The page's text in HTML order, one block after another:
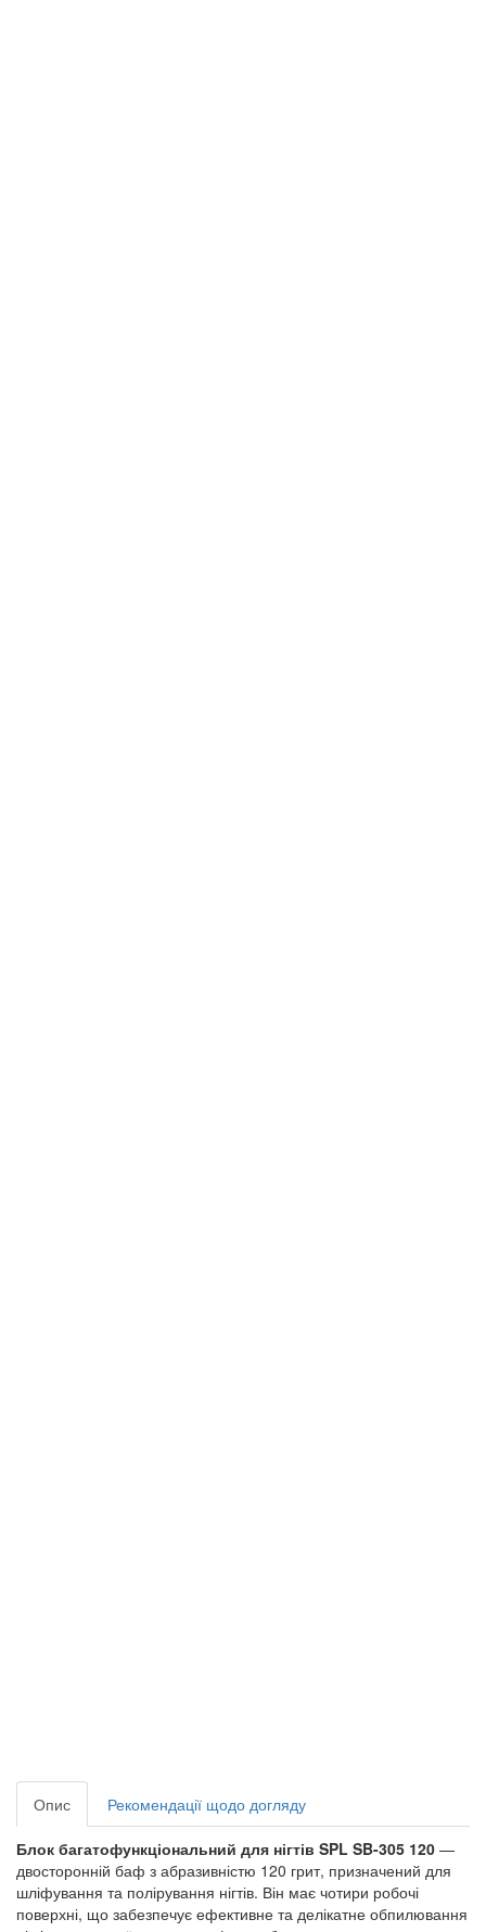
Опис Рекомендації щодо догляду
Блок багатофункціональний для нігтів SPL SB-305 120 —
двосторонній баф з абразивністю 120 грит, призначений для
шліфування та полірування нігтів. Він має чотири робочі
поверхні, що забезпечує ефективне та делікатне обпилювання